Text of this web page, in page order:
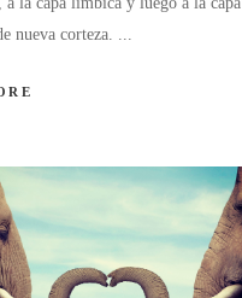
nueva corteza.